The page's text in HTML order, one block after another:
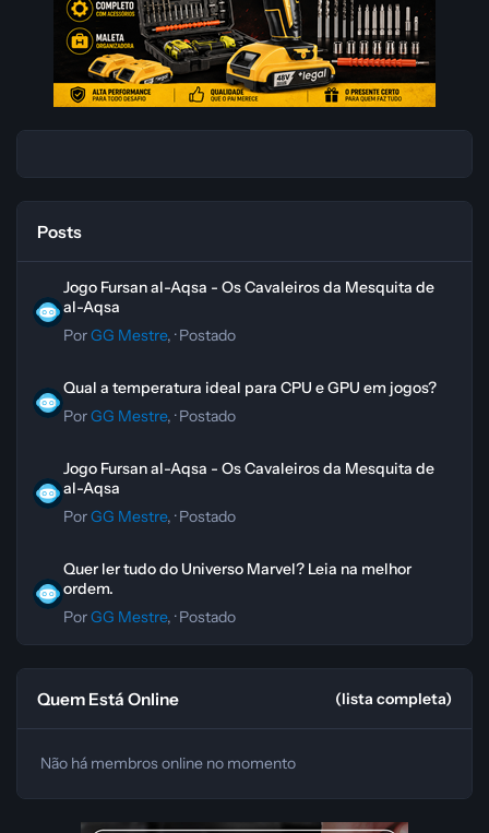
Posts
Jogo Fursan al-Aqsa - Os Cavaleiros da Mesquita de
al-Aqsa
PorGG Mestre, ·Postado
Qual a temperatura ideal para CPU e GPU em jogos?
PorGG Mestre, ·Postado
Jogo Fursan al-Aqsa - Os Cavaleiros da Mesquita de
al-Aqsa
PorGG Mestre, ·Postado
Quer ler tudo do Universo Marvel? Leia na melhor
ordem.
PorGG Mestre, ·Postado
Quem Está Online (lista completa)
Não há membros online no momento